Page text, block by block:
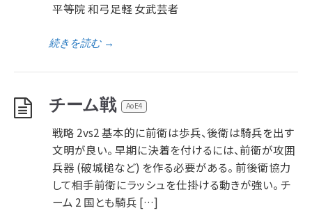
平等院 和弓足軽 女武芸者
続きを読む→
チーム戦 AoE4
戦略 2vs2 基本的に前衛は歩兵、後衛は騎兵を出す
文明が良い。 早期に決着を付けるには、前衛が攻囲
兵器 (破城槌など) を作る必要がある。 前後衛協力
して相手前衛にラッシュを仕掛ける動きが強い。 チ
ーム 2 国とも騎兵 […]